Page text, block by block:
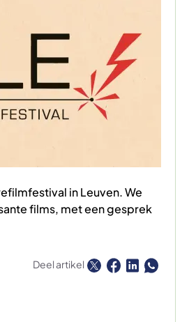
in Leuven. We
films, met een gesprek
Deel artikel